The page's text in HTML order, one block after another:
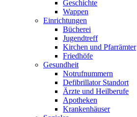
Geschichte
Wappen
Einrichtungen
Bücherei
Jugendtreff
Kirchen und Pfarrämter
Friedhöfe
Gesundheit
Notrufnummern
Defibrillator Standort
Ärzte und Heilberufe
Apotheken
Krankenhäuser